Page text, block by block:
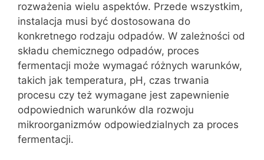
rozważenia wielu aspektów. Przede wszystkim,
instalacja musi być dostosowana do
konkretnego rodzaju odpadów. W zależności od
składu chemicznego odpadów, proces
fermentacji może wymagać różnych warunków,
takich jak temperatura, pH, czas trwania
procesu czy też wymagane jest zapewnienie
odpowiednich warunków dla rozwoju
mikroorganizmów odpowiedzialnych za proces
fermentacji.